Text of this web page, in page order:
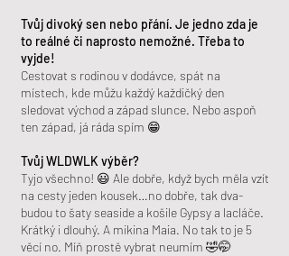
Tvůj divoký sen nebo přání. Je jedno zda je
to reálné či naprosto nemožné. Třeba to
vyjde!
Cestovat s rodinou v dodávce, spát na
místech, kde můžu každý každičký den
sledovat východ a západ slunce. Nebo aspoň
ten západ, já ráda spím 😁
Tvůj WLDWLK výběr?
Tyjo všechno! 😃 Ale dobře, když bych měla vzít
na cesty jeden kousek…no dobře, tak dva-
budou to šaty seaside a košile Gypsy a lacláče.
Krátký i dlouhý. A mikina Maia. No tak to je 5
věcí no. Míň prostě vybrat neumím 🤣🤭